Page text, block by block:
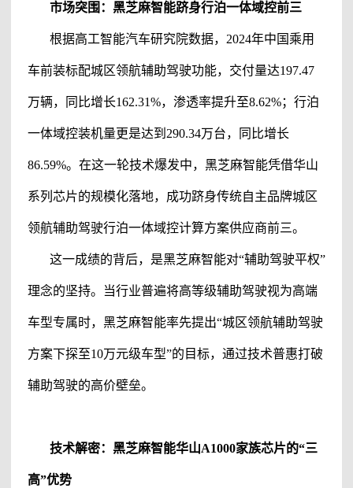
市场突围： 黑芝麻智能跻身行泊一体域控前三
根据高工智能汽车研究院数据，2024年中国乘用
车前装标配城区领航辅助驾驶功能， 交付量达197.47
万辆，同比增长162.31%，渗透率提升至8.62%；行泊
一体域控装机量更是达到290.34万台，同比增长
86.59%。在这一轮技术爆发中，黑芝麻智能凭借华山
系列芯片的规模化落地，成功跻身传统自主品牌城区
领航辅助驾驶行泊一体域控计算方案供应商前三。
这一成绩的背后，是黑芝麻智能对“辅助驾驶平权”
理念的坚持。当行业普遍将高等级辅助驾驶视为高端
车型专属时，黑芝麻智能率先提出“城区领航辅助驾驶
方案下探至10万元级车型”的目标，通过技术普惠打破
辅助驾驶的高价壁垒。
技术解密：黑芝麻智能华山A1000家族芯片的“三
高”优势